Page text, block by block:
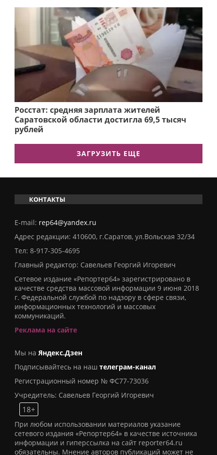
Росстат: средняя зарплата жителей
Саратовской области достигла 69,5 тысяч
рублей
ЗАГРУЗИТЬ ЕЩЕ
КОНТАКТЫ
E-mail: rep64@yandex.ru
Адрес редакции: 410600, г.Саратов, ул.Вольская 32/34
Тел: 8-917-305-4695
Главный редактор: Савельев Георгий Игоревич
Сетевое издание «Репортер64» зарегистрировано в
качестве средства массовой информации 9 июня 2018
г. Федеральной службой по надзору в сфере связи,
информационных технологий и массовых
коммуникаций.
Реклама на сайте
Мы на Яндекс.Дзен
Подписывайтесь на наш телеграм-канал
Регистрационный номер № ФС77-73036
Учредитель: Савельев Георгий Игоревич
18+
При любом использовании материалов указание
сетевого издания «Репортер64» в качестве источника
информации и гиперссылка на сайт reporter64.ru
обязательны. Мнение авторов публикаций может не